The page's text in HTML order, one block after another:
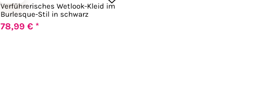
Verführerisches Wetlook-Kleid im
Burlesque-Stil in schwarz
78,99 € *